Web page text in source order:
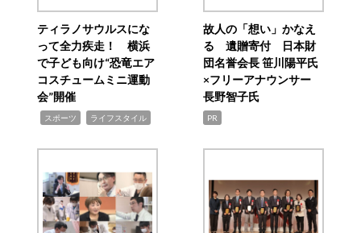
ティラノサウルスにな
って全力疾走！ 横浜
で子ども向け“恐竜エア
コスチュームミニ運動
会”開催
スポーツ ライフスタイル
故人の「想い」かなえ
る 遺贈寄付 日本財
団名誉会長 笹川陽平氏
×フリーアナウンサー
長野智子氏
PR